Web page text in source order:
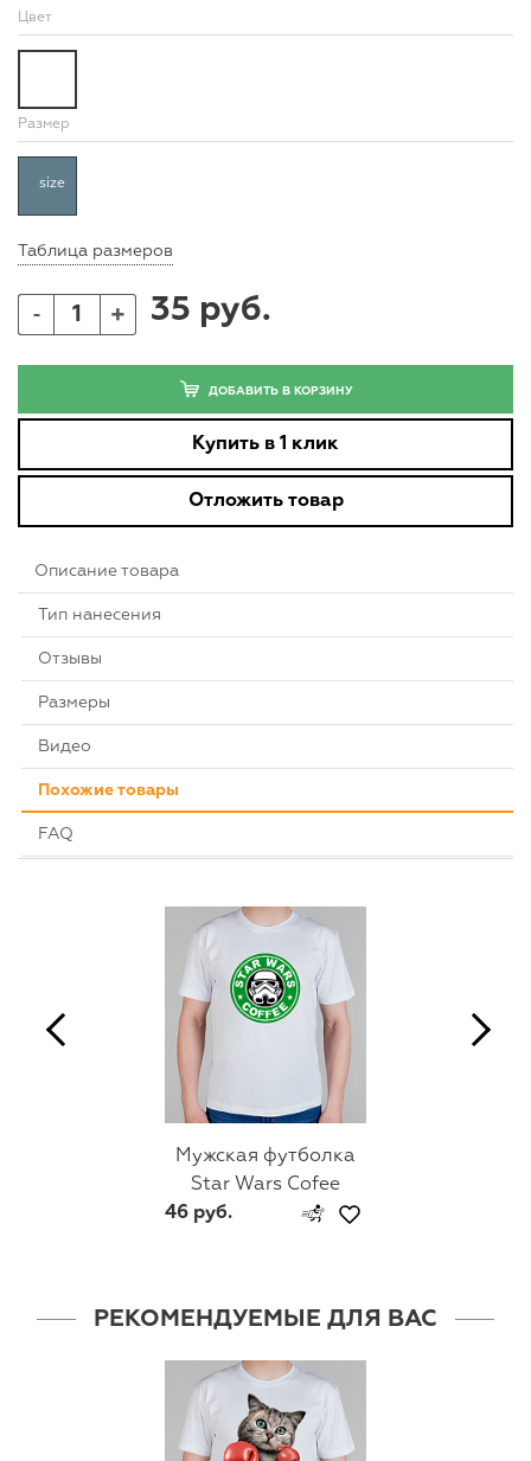
Цвет
Размер
size
Таблица размеров
- + 35 руб.
ДОБАВИТЬ В КОРЗИНУ
Купить в 1 клик
Отложить товар
Описание товара
Тип нанесения
Отзывы
Размеры
Видео
Похожие товары
FAQ
Мужская футболка
Star Wars Cofee
46 руб.
РЕКОМЕНДУЕМЫЕ ДЛЯ ВАС